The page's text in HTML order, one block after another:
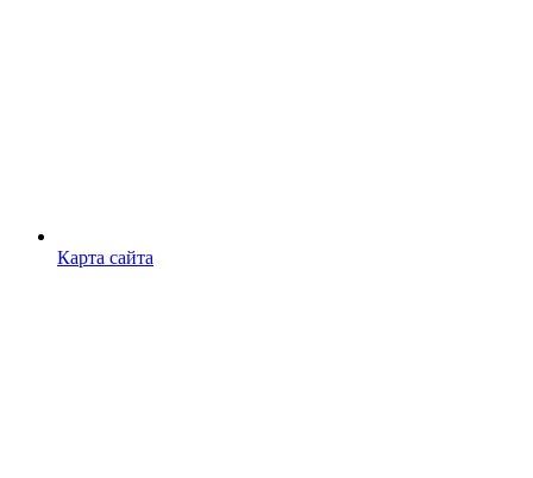
Карта сайта